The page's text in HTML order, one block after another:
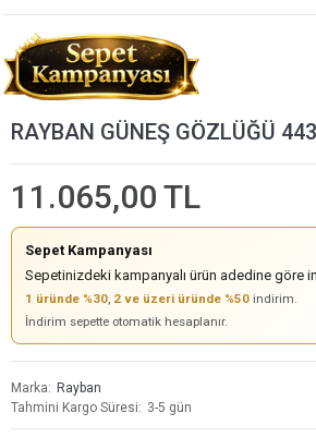
RAYBAN GÜNEŞ GÖZLÜĞÜ
11.065,00 TL
Sepet Kampanyası
Sepetinizdeki kampanyalı ürün adedine göre
1 üründe %30, 2 ve üzeri üründe %50 indirim.
İndirim sepette otomatik hesaplanır.
Marka
Rayban
Tahmini Kargo Süresi
3-5 gün